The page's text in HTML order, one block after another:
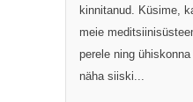
kinnitanud. Küsime,
meie
perele ning
näha siiski...